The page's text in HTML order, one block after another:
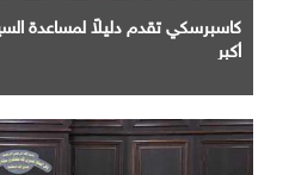
كاسبرسكي تقدم دليلاً لمساعدة
أكبر